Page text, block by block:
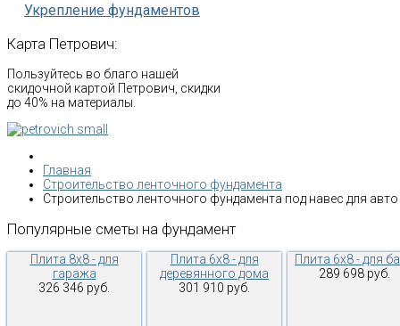
Укрепление фундаментов
Карта Петрович:
Пользуйтесь во благо нашей
скидочной картой Петрович, скидки
до 40% на материалы.
Главная
Строительство ленточного фундамента
Строительство ленточного фундамента под навес для авто
Популярные сметы на фундамент
Плита 8х8 - для
гаража
326 346 руб.
Плита 6х8 - для
деревянного дома
301 910 руб.
Плита 6х8 - для
289 698 руб.